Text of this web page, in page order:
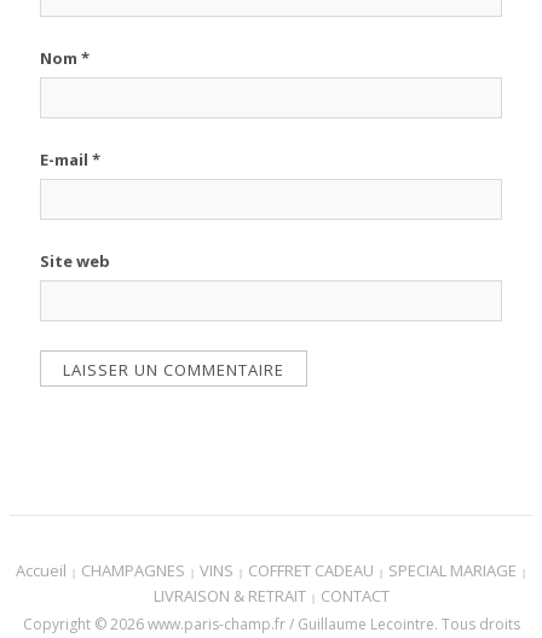
Nom*
E-mail*
Site web
Accueil CHAMPAGNES VINS COFFRET CADEAU
SPECIAL MARIAGE
LIVRAISON & RETRAIT
CONTACT
Copyright © 2026 www.paris-champ.fr / Guillaume Lecointre. Tous droits